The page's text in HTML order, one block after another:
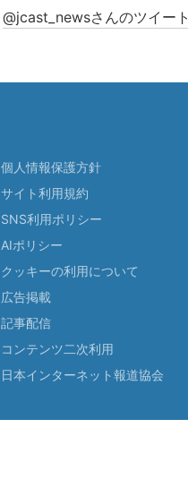
@jcast_newsさんのツイート
個人情報保護方針
サイト利用規約
SNS利用ポリシー
AIポリシー
クッキーの利用について
広告掲載
記事配信
コンテンツ二次利用
日本インターネット報道協会